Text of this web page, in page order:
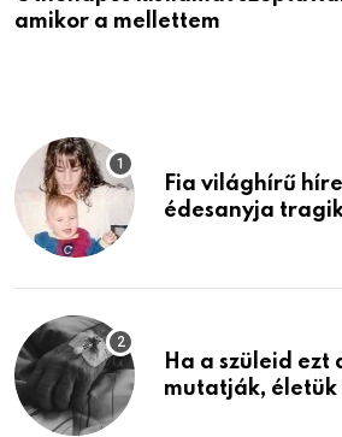
amikor a mellettem
Fia világhírű
édesanyja
Ha a szüleid ezt
mutatják, életük